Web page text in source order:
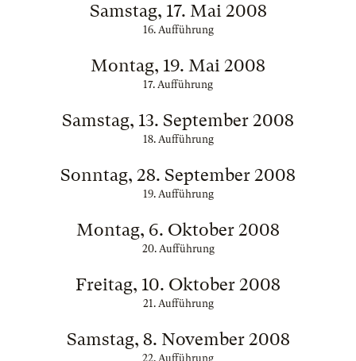
Samstag, 17. Mai 2008
16. Aufführung
Montag, 19. Mai 2008
17. Aufführung
Samstag, 13. September 2008
18. Aufführung
Sonntag, 28. September 2008
19. Aufführung
Montag, 6. Oktober 2008
20. Aufführung
Freitag, 10. Oktober 2008
21. Aufführung
Samstag, 8. November 2008
22. Aufführung